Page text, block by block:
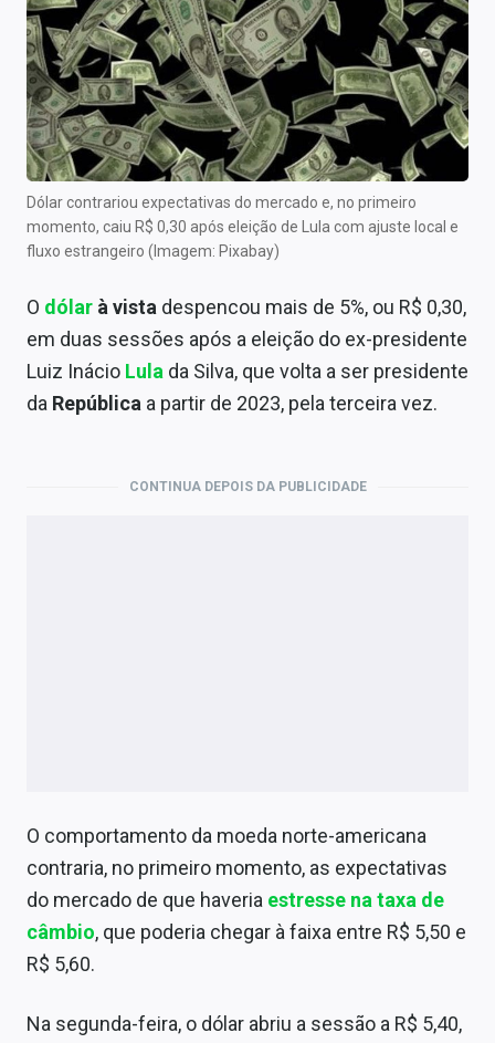
Comprar ou vender?
Carteiras Recomendadas
Central de Dividendos
Central de Fundos Imobiliários
Central dos IPOs
Finanças Pessoais
Mercados
Economia
Conteúdo de Marca
Expediente
Contato
Dólar contrariou expectativas do mercado e, no primeiro
momento, caiu R$ 0,30 após eleição de Lula com ajuste local e
fluxo estrangeiro (Imagem: Pixabay)
O dólar à vista despencou mais de 5%, ou R$ 0,30,
em duas sessões após a eleição do ex-presidente
Luiz Inácio Lula da Silva, que volta a ser presidente
da República a partir de 2023, pela terceira vez.
CONTINUA DEPOIS DA PUBLICIDADE
O comportamento da moeda norte-americana
contraria, no primeiro momento, as expectativas
do mercado de que haveria estresse na taxa de
câmbio, que poderia chegar à faixa entre R$ 5,50 e
R$ 5,60.
Na segunda-feira, o dólar abriu a sessão a R$ 5,40,